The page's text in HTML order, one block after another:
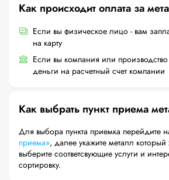
Как происходит оплата за
Если вы физическое лицо - вам
на карту
Если вы компания или производство
деньги на расчетный счет компании
Как выбрать пункт приема
Для выбора пункта приемка перейдите
приема», далее укажите металл который
выберите соответсвующие услуги и интересующую Вас
сортировку.